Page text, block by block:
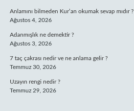
Anlamını bilmeden Kur’an okumak sevap mıdır ?
Ağustos 4, 2026
Adanmışlık ne demektir ?
Ağustos 3, 2026
7 taç çakrası nedir ve ne anlama gelir ?
Temmuz 30, 2026
Uzayın rengi nedir ?
Temmuz 29, 2026